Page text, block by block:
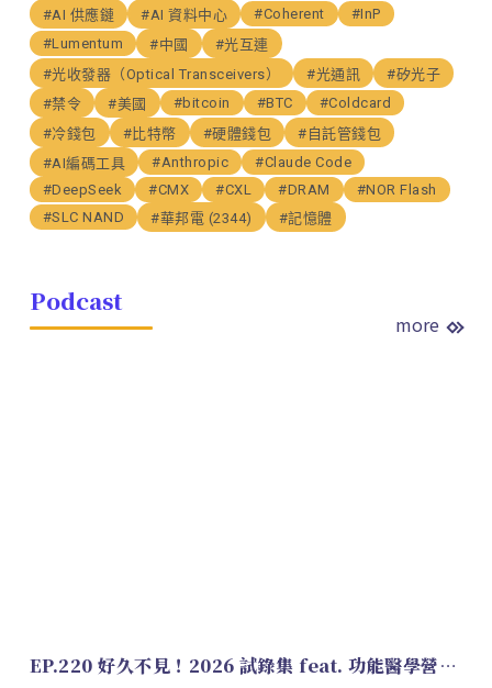
#AI 供應鏈
#AI 資料中心 #Coherent
#InP
#Lumentum
#中國
#光互連
#光收發器（Optical Transceivers）
#光通訊
#矽光子
#禁令
#美國 #bitcoin #BTC
#Coldcard
#冷錢包
#比特幣 #硬體錢包
#自託管錢包
#AI編碼工具
#Anthropic
#Claude Code
#DeepSeek
#CMX #CXL #DRAM
#NOR Flash
#SLC NAND
#華邦電 (2344) #記憶體
Podcast
more
EP.220 好久不見！2026 試錄集 feat. 功能醫學營養師 美寶